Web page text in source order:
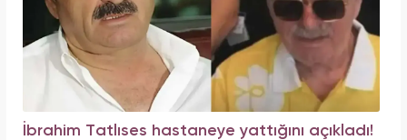
İbrahim Tatlıses hastaneye yattığını açıkladı!